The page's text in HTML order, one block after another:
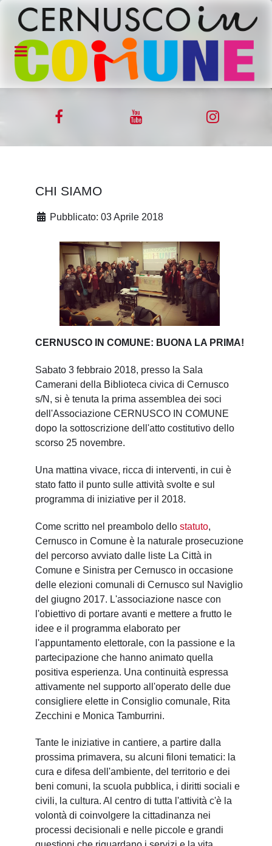
CHI SIAMO
Pubblicato: 03 Aprile 2018
CERNUSCO IN COMUNE: BUONA LA PRIMA!
Sabato 3 febbraio 2018, presso la Sala
Camerani della Biblioteca civica di Cernusco
s/N, si è tenuta la prima assemblea dei soci
dell'Associazione CERNUSCO IN COMUNE
dopo la sottoscrizione dell'atto costitutivo dello
scorso 25 novembre.
Una mattina vivace, ricca di interventi, in cui è
stato fatto il punto sulle attività svolte e sul
programma di iniziative per il 2018.
Come scritto nel preambolo dello statuto,
Cernusco in Comune è la naturale prosecuzione
del percorso avviato dalle liste La Città in
Comune e Sinistra per Cernusco in occasione
delle elezioni comunali di Cernusco sul Naviglio
del giugno 2017. L'associazione nasce con
l'obiettivo di portare avanti e mettere a frutto le
idee e il programma elaborato per
l'appuntamento elettorale, con la passione e la
partecipazione che hanno animato quella
positiva esperienza. Una continuità espressa
attivamente nel supporto all'operato delle due
consigliere elette in Consiglio comunale, Rita
Zecchini e Monica Tamburrini.
Tante le iniziative in cantiere, a partire dalla
prossima primavera, su alcuni filoni tematici: la
cura e difesa dell'ambiente, del territorio e dei
beni comuni, la scuola pubblica, i diritti sociali e
civili, la cultura. Al centro di tutta l'attività c'è la
volontà di coinvolgere la cittadinanza nei
processi decisionali e nelle piccole e grandi